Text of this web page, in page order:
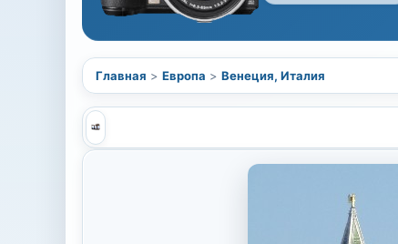
Главная > Европа > Венеция, Италия